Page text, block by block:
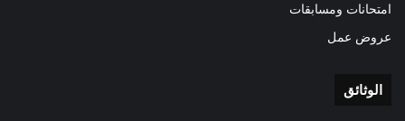
امتحانات ومسابقات
عروض عمل
الوثائق